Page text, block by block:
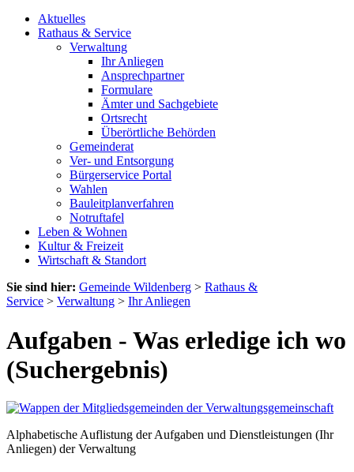
Aktuelles
Rathaus & Service
Verwaltung
Ihr Anliegen
Ansprechpartner
Formulare
Ämter und Sachgebiete
Ortsrecht
Überörtliche Behörden
Gemeinderat
Ver- und Entsorgung
Bürgerservice Portal
Wahlen
Bauleitplanverfahren
Notruftafel
Leben & Wohnen
Kultur & Freizeit
Wirtschaft & Standort
Sie sind hier: Gemeinde Wildenberg > Rathaus &
Service > Verwaltung > Ihr Anliegen
Aufgaben - Was erledige ich wo
(Suchergebnis)
Alphabetische Auflistung der Aufgaben und Dienstleistungen (Ihr
Anliegen) der Verwaltung